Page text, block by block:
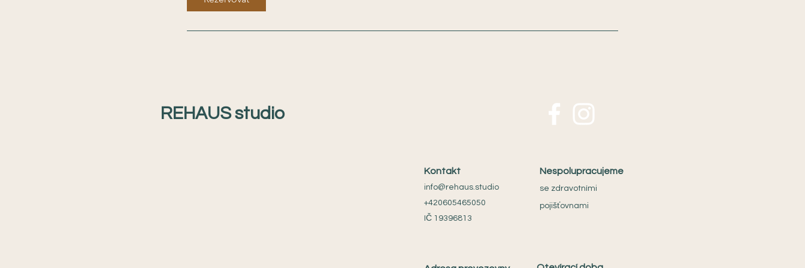
REHAUS studio
Kontakt
info@rehaus.studio
+420605465050
IČ 19396813
Nespolupracujeme
se zdravotními
pojišťovnami